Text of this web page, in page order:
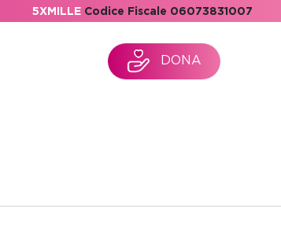
5XMILLE Codice Fiscale 06073831007
DONA